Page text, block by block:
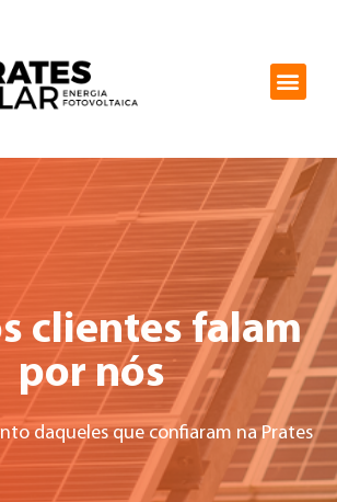
clientes falam
por nós
daqueles que confiaram na Prates